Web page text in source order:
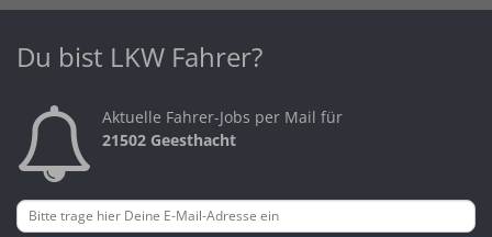
Du bist LKW Fahrer?
Aktuelle Fahrer-Jobs per Mail für
21502 Geesthacht